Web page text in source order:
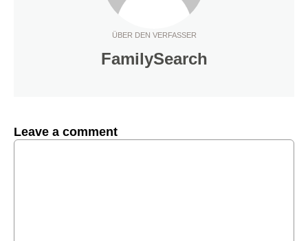
ÜBER DEN VERFASSER
FamilySearch